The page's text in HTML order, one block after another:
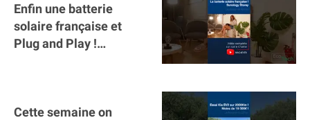
Enfin une batterie
solaire française et
Plug and Play !
Cette semaine on